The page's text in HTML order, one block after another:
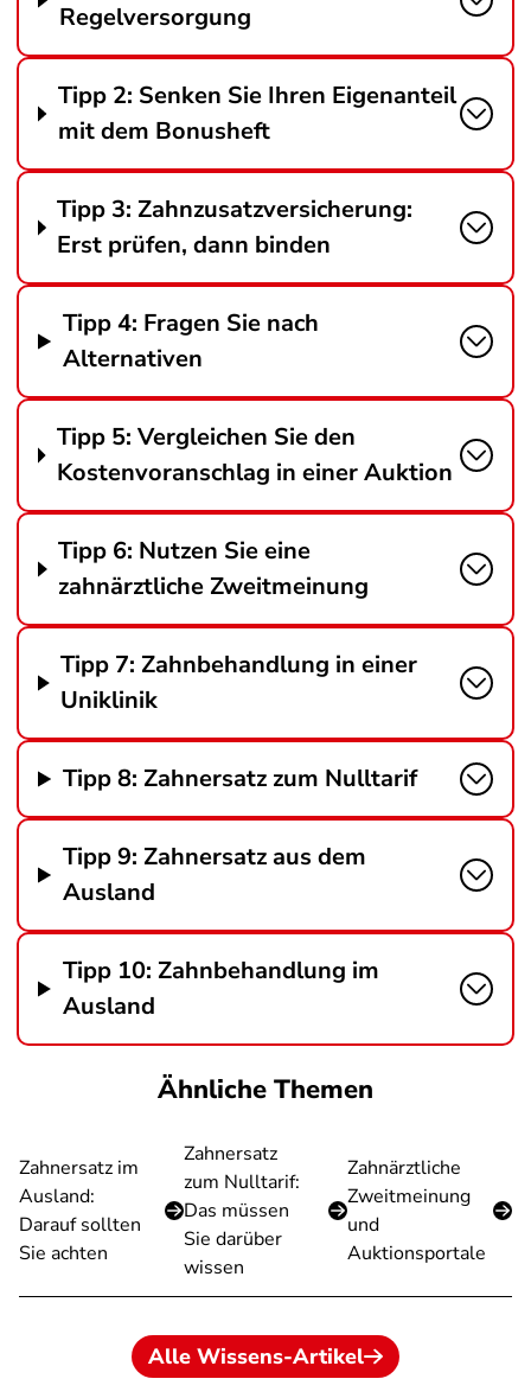
Regelversorgung
Tipp 2: Senken Sie Ihren Eigenanteil
mit dem Bonusheft
Tipp 3: Zahnzusatzversicherung:
Erst prüfen, dann binden
Tipp 4: Fragen Sie nach
Alternativen
Tipp 5: Vergleichen Sie den
Kostenvoranschlag in einer Auktion
Tipp 6: Nutzen Sie eine
zahnärztliche Zweitmeinung
Tipp 7: Zahnbehandlung in einer
Uniklinik
Tipp 8: Zahnersatz zum Nulltarif
Tipp 9: Zahnersatz aus dem
Ausland
Tipp 10: Zahnbehandlung im
Ausland
Ähnliche Themen
Zahnersatz im
Ausland:
Darauf sollten
Sie achten
Zahnersatz
zum Nulltarif:
Das müssen
Sie darüber
wissen
Zahnärztliche
Zweitmeinung
und
Auktionsportale
Alle Wissens-Artikel